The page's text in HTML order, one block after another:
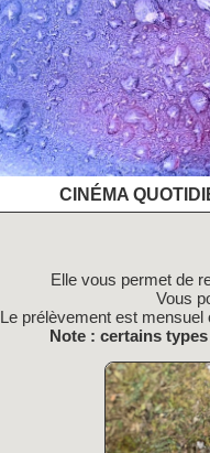
CINÉMA
Elle vous permet de
Vous
Le prélèvement est mensuel
Note : certains